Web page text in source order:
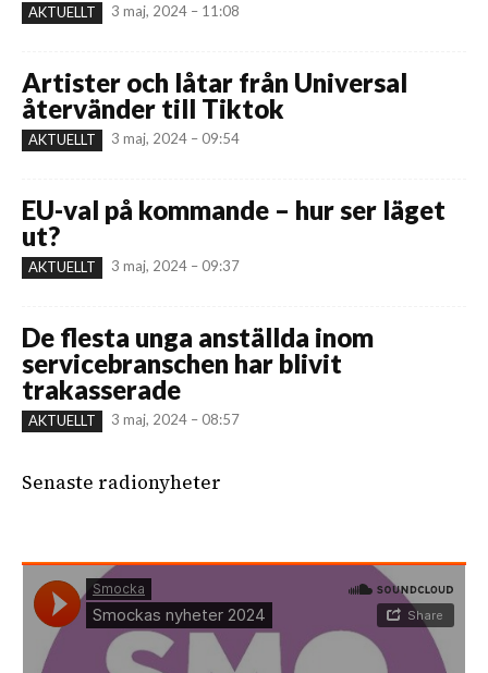
AKTUELLT 3 maj, 2024 – 11:08
Artister och låtar från Universal
återvänder till Tiktok
AKTUELLT 3 maj, 2024 – 09:54
EU-val på kommande – hur ser läget
ut?
AKTUELLT 3 maj, 2024 – 09:37
De flesta unga anställda inom
servicebranschen har blivit
trakasserade
AKTUELLT 3 maj, 2024 – 08:57
Senaste radionyheter